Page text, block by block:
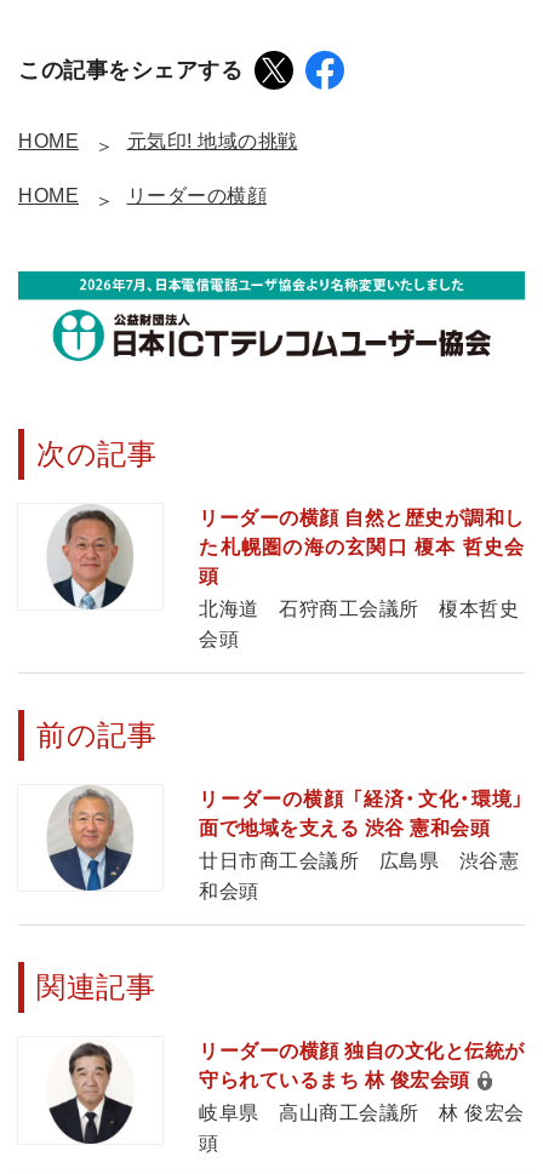
この記事をシェアする
HOME 元気印! 地域の挑戦
HOME リーダーの横顔
次の記事
リーダーの横顔 自然と歴史が調和し
た札幌圏の海の玄関口 榎本 哲史会
頭
北海道 石狩商工会議所 榎本哲史
会頭
前の記事
リーダーの横顔 「経済・文化・環境」
面で地域を支える 渋谷 憲和会頭
廿日市商工会議所 広島県 渋谷憲
和会頭
関連記事
リーダーの横顔 独自の文化と伝統が
守られているまち 林 俊宏会頭
岐阜県 高山商工会議所 林 俊宏会
頭